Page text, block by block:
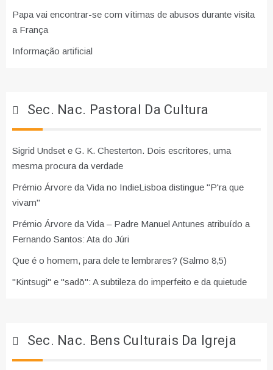
Papa vai encontrar-se com vítimas de abusos durante visita
a França
Informação artificial
Sec. Nac. Pastoral Da Cultura
Sigrid Undset e G. K. Chesterton. Dois escritores, uma
mesma procura da verdade
Prémio Árvore da Vida no IndieLisboa distingue "P'ra que
vivam"
Prémio Árvore da Vida – Padre Manuel Antunes atribuído a
Fernando Santos: Ata do Júri
Que é o homem, para dele te lembrares? (Salmo 8,5)
"Kintsugi" e "sadō": A subtileza do imperfeito e da quietude
Sec. Nac. Bens Culturais Da Igreja